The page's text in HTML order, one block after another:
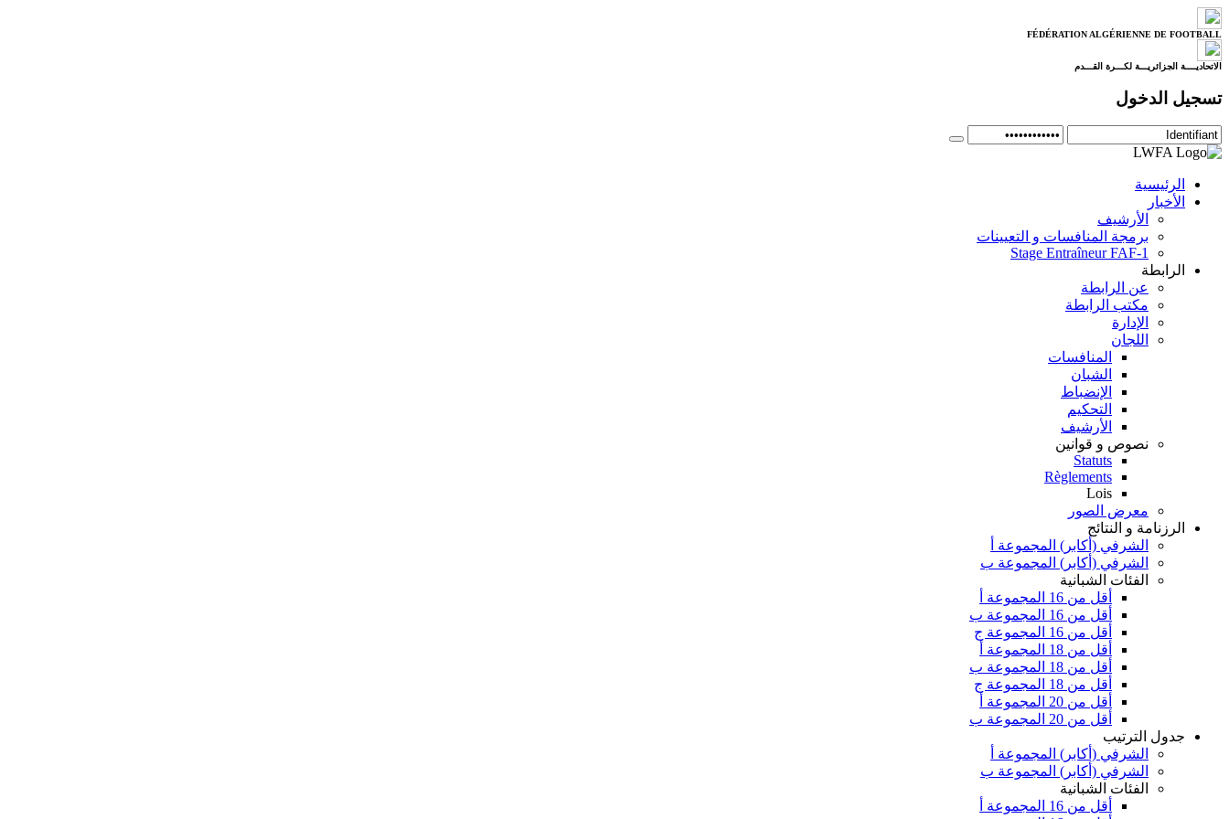
FÉDÉRATION ALGÉRIENNE DE FOOTBALL
الاتحاديــــة الجزائريـــة لكـــرة القـــدم
تسجيل الدخول
الرئيسية
الأخبار
الأرشيف
برمجة المنافسات و التعيينات
Stage Entraîneur FAF-1
الرابطة
عن الرابطة
مكتب الرابطة
الإدارة
اللجان
المنافسات
الشبان
الإنضباط
التحكيم
الأرشيف
نصوص و قوانين
Statuts
Règlements
Lois
معرض الصور
الرزنامة و النتائج
الشرفي (أكابر) المجموعة أ
الشرفي (أكابر) المجموعة ب
الفئات الشبانية
أقل من 16 المجموعة أ
أقل من 16 المجموعة ب
أقل من 16 المجموعة ج
أقل من 18 المجموعة أ
أقل من 18 المجموعة ب
أقل من 18 المجموعة ج
أقل من 20 المجموعة أ
أقل من 20 المجموعة ب
جدول الترتيب
الشرفي (أكابر) المجموعة أ
الشرفي (أكابر) المجموعة ب
الفئات الشبانية
أقل من 16 المجموعة أ